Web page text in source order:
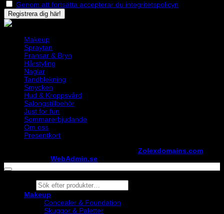
Genom att fortsätta accepterar du integritetspolicyn
Makeup
Spraytan
Fransar & Bryn
Hårstyling
Naglar
Tandblekning
Smycken
Hud & Kroppsvård
Salongstillbehör
Just for fun
Sommarerbjudande
Om oss
Presentkort
Zolexdomains.com
WebAdmin.se
Products
search
Makeup
Concealer & Foundation
Skuggor & Paletter